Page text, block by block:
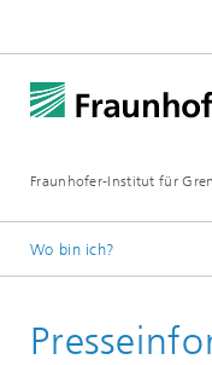
Fraunhofer-Institut für
Wo bin ich?
Presse / News